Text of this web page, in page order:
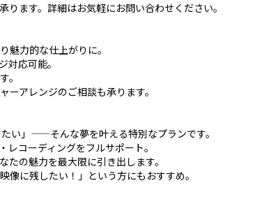
ます。詳細はお気軽にお問い合わせください。
魅力的な仕上がりに。
対応可能。
。
アレンジのご相談も承ります。
い」——そんな夢を叶える特別なプランです。
コーディングをフルサポート。
の魅力を最大限に引き出します。
像に残したい！」という方にもおすすめ。